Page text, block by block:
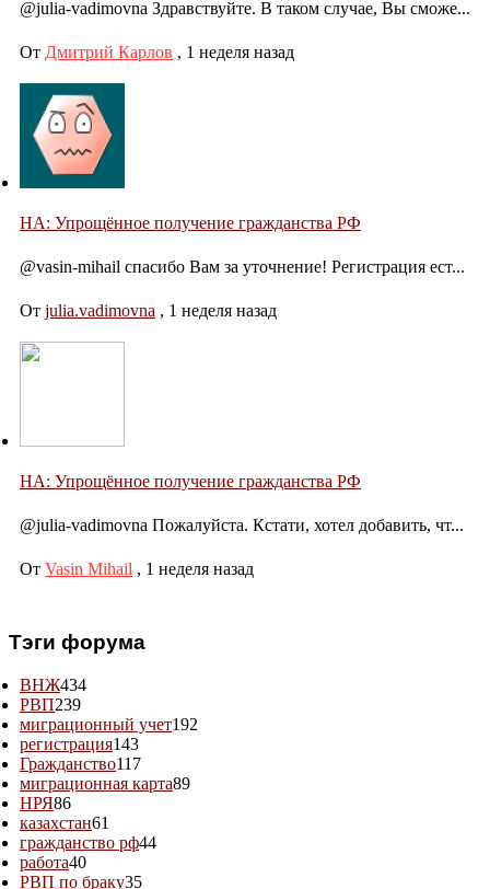
@julia-vadimovna Здравствуйте. В таком случае, Вы сможе...
От Дмитрий Карлов , 1 неделя назад
НА: Упрощённое получение гражданства РФ
@vasin-mihail спасибо Вам за уточнение! Регистрация ест...
От julia.vadimovna , 1 неделя назад
НА: Упрощённое получение гражданства РФ
@julia-vadimovna Пожалуйста. Кстати, хотел добавить, чт...
От Vasin Mihail , 1 неделя назад
Тэги форума
ВНЖ434
РВП239
миграционный учет192
регистрация143
Гражданство117
миграционная карта89
НРЯ86
казахстан61
гражданство рф44
работа40
РВП по браку35